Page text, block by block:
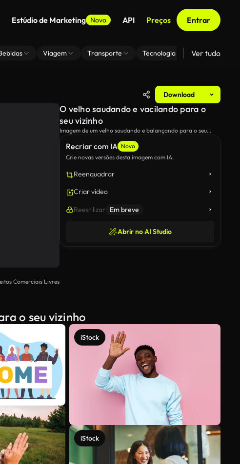
Estúdio de Marketing Novo API Preços Entrar
Viagem Transporte Tecnologia Zoom De
Ver tudo
Download
Comerciais Livres
Recriar com IA Novo
Crie novas versões desta imagem com IA.
Reenquadrar
Criar vídeo
Reestilizar Em breve
Abrir no AI Studio
O velho saudando e vacilando para o
seu vizinho
Imagem de um velho saudando e balançando para o seu
o seu vizinho
iStock
iStock